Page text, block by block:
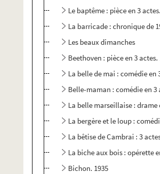
Le baptême : pièce en 3 actes.
La barricade : chronique de
Les beaux dimanches
Beethoven : pièce en 3 actes.
La belle de mai : comédie en 3
Belle-maman : comédie en 3
La belle marseillaise : drame
La bergère et le loup :
La bêtise de Cambrai : 3 actes.
La biche aux bois : opérette
Bichon. 1935